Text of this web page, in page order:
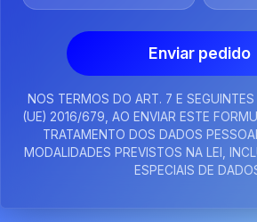
Enviar pedido
NOS TERMOS DO ART. 7 E
(UE) 2016/679, AO ENVIAR ESTE
TRATAMENTO DOS DADOS
MODALIDADES PREVISTOS NA LEI,
ESPECIAIS DE